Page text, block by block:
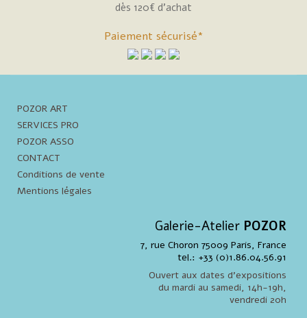
dès 120€ d'achat
Paiement sécurisé*
POZOR ART
SERVICES PRO
POZOR ASSO
CONTACT
Conditions de vente
Mentions légales
Galerie-Atelier POZOR
7, rue Choron 75009 Paris, France
tel.: +33 (0)1.86.04.56.91
Ouvert aux dates d'expositions
du mardi au samedi, 14h-19h,
vendredi 20h